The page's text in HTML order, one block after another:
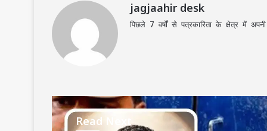
jagjaahir desk
पिछले 7 वर्षों से पत्रकारिता के क्षेत्र में
Read Next